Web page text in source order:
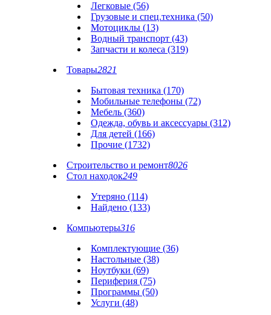
Легковые (56)
Грузовые и спец.техника (50)
Мотоциклы (13)
Водный транспорт (43)
Запчасти и колеса (319)
Товары2821
Бытовая техника (170)
Мобильные телефоны (72)
Мебель (360)
Одежда, обувь и аксессуары (312)
Для детей (166)
Прочие (1732)
Строительство и ремонт8026
Стол находок249
Утеряно (114)
Найдено (133)
Компьютеры316
Комплектующие (36)
Настольные (38)
Ноутбуки (69)
Периферия (75)
Программы (50)
Услуги (48)